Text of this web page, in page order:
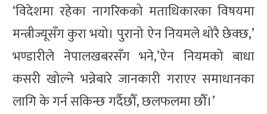
‘विदेशमा रहेका नागरिकको मताधिकारका विषयमा
मन्त्रीज्यूसँग कुरा भयो। पुरानो ऐन नियमले थोरै छेक्छ,’
भण्डारीले नेपालखबरसँग भने,’ऐन नियमको बाधा
कसरी खोल्ने भन्नेबारे जानकारी गराएर समाधानका
लागि के गर्न सकिन्छ गर्दैछौँ, छलफलमा छौँ।’